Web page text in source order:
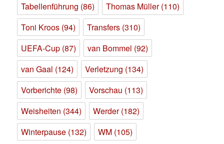
Tabellenführung (86) Thomas Müller(110)
Toni Kroos (94) Transfers (310)
UEFA-Cup (87) van Bommel (92)
van Gaal (124) Verletzung (134)
Vorberichte (98) Vorschau (113)
Weisheiten (344) Werder(182)
Winterpause (132) WM (105)